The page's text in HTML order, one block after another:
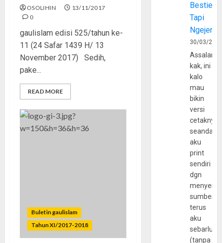
OSOLIHIN
13/11/2017
0
gaulislam edisi 525/tahun ke-
11 (24 Safar 1439 H/ 13
November 2017) Sedih,
pake...
READ MORE
Buletin gaulislam
Tahun XI/2017-2018
Bestie
Tapi
30/03/
kak, ini
kalo
mau
bikin
versi
cetaknya
aku
print
sendiri
dgn
sumber
terus
aku
(tanpa